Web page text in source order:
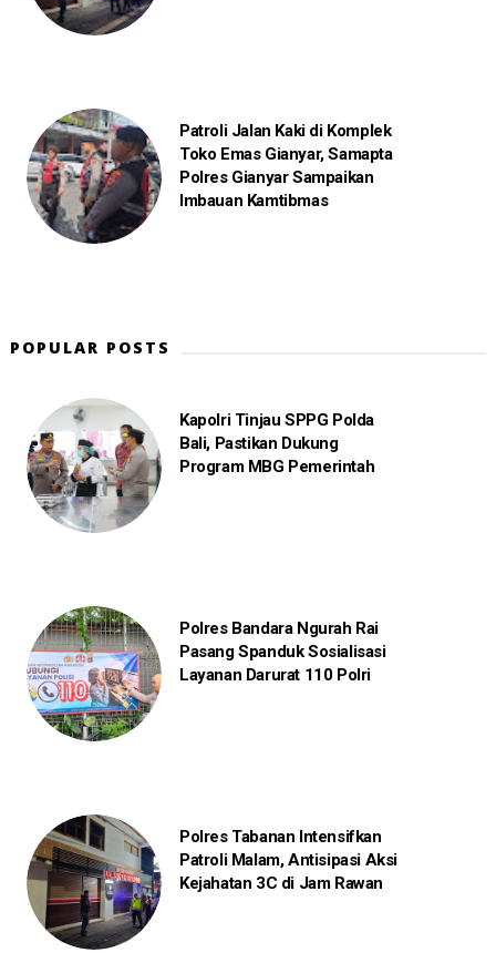
Patroli Jalan Kaki di Komplek
Toko Emas Gianyar, Samapta
Polres Gianyar Sampaikan
Imbauan Kamtibmas
POPULAR POSTS
Kapolri Tinjau SPPG Polda
Bali, Pastikan Dukung
Program MBG Pemerintah
Polres Bandara Ngurah Rai
Pasang Spanduk Sosialisasi
Layanan Darurat 110 Polri
Polres Tabanan Intensifkan
Patroli Malam, Antisipasi Aksi
Kejahatan 3C di Jam Rawan